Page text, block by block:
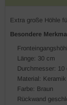
Extra große Höhle
Besondere
Länge: 30 cm
Durchmesser: 10
Material: Keramik
Farbe: Braun
Rückwand